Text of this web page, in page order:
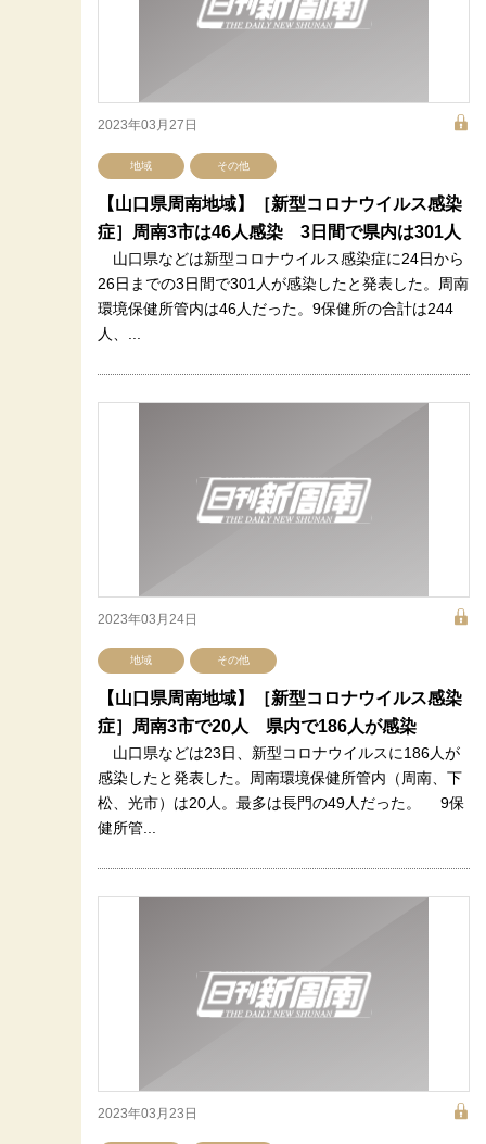
2023年03月27日
地域 その他
【山口県周南地域】［新型コロナウイルス感染
症］周南3市は46人感染 3日間で県内は301人
山口県などは新型コロナウイルス感染症に24日から
26日までの3日間で301人が感染したと発表した。周南
環境保健所管内は46人だった。9保健所の合計は244
人、...
2023年03月24日
地域 その他
【山口県周南地域】［新型コロナウイルス感染
症］周南3市で20人 県内で186人が感染
山口県などは23日、新型コロナウイルスに186人が
感染したと発表した。周南環境保健所管内（周南、下
松、光市）は20人。最多は長門の49人だった。 9保
健所管...
2023年03月23日